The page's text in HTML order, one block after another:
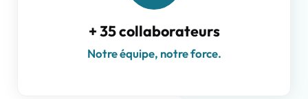
+ 35 collaborateurs
Notre équipe, notre force.